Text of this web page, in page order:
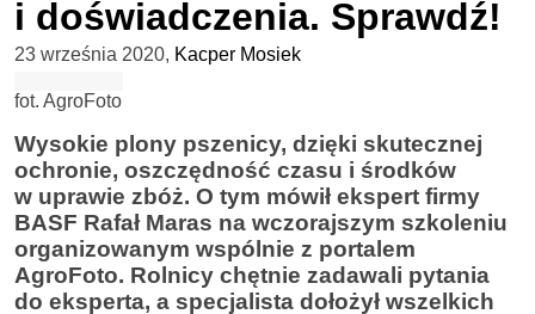
i doświadczenia. Sprawdź!
23 września 2020, Kacper Mosiek
fot. AgroFoto
Wysokie plony pszenicy, dzięki skutecznej
ochronie, oszczędność czasu i środków
w uprawie zbóż. O tym mówił ekspert firmy
BASF Rafał Maras na wczorajszym szkoleniu
organizowanym wspólnie z portalem
AgroFoto. Rolnicy chętnie zadawali pytania
do eksperta, a specjalista dołożył wszelkich